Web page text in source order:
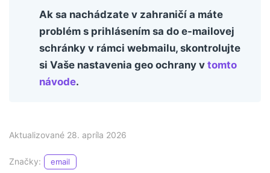
Ak sa nachádzate v zahraničí a máte
problém s prihlásením sa do e-mailovej
schránky v rámci webmailu, skontrolujte
si Vaše nastavenia geo ochrany v tomto
návode.
Aktualizované 28. apríla 2026
Značky: email